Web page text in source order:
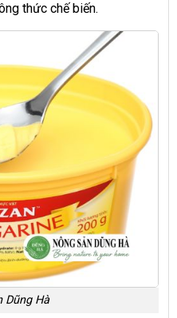
thức chế biến.
Dũng Hà